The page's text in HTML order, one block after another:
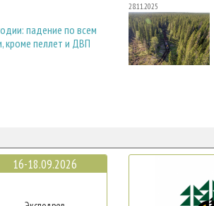
падение по всем
кроме пеллет и ДВП
28.11.2025
16-18.09.2026